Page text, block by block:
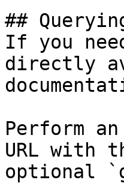
##
If you
directly
Perform
URL with
optional